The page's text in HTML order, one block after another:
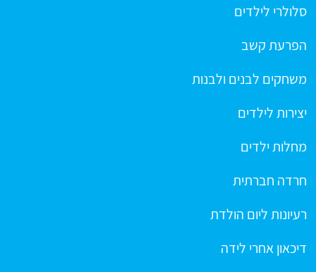
סלולרי לילדים
הפרעת קשב
משחקים לבנים ולבנות
יצירות לילדים
מחלות ילדים
חרדה חברתית
רעיונות ליום הולדת
דיכאון אחרי לידה